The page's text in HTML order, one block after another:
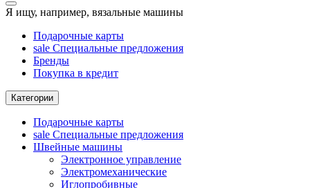
Я ищу, например, вязальные машины
Подарочные карты
sale Специальные предложения
Бренды
Покупка в кредит
Категории
Подарочные карты
sale Специальные предложения
Швейные машины
Электронное управление
Электромеханические
Иглопробивные